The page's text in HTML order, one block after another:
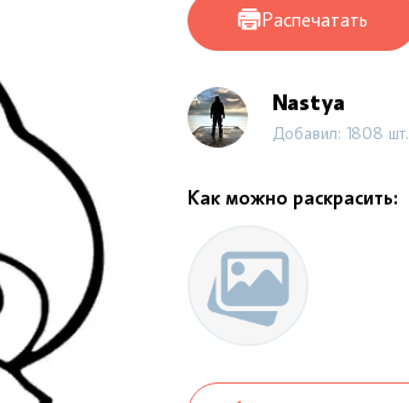
Распечатать
Nastya
Добавил: 1808 шт.
Как можно раскрасить: